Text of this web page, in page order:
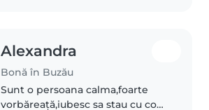
Alexandra
Bonă în Buzău
Sunt o persoana calma,foarte
vorbăreață,iubesc sa stau cu copii